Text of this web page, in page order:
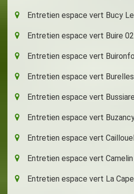
Entretien espace vert Bucy
Entretien espace vert Buire
Entretien espace vert
Entretien espace vert
Entretien espace vert
Entretien espace vert
Entretien espace vert
Entretien espace vert
Entretien espace vert La